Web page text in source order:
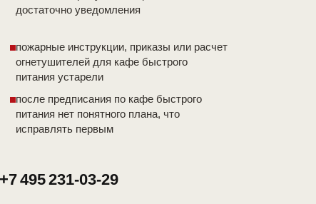
достаточно уведомления
пожарные инструкции, приказы или расчет
огнетушителей для кафе быстрого
питания устарели
после предписания по кафе быстрого
питания нет понятного плана, что
исправлять первым
+7 495 231-03-29